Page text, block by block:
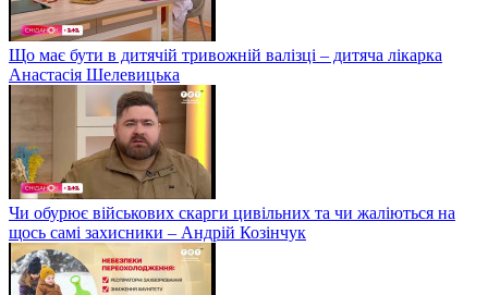
Що має бути в дитячій тривожній валізці – дитяча лікарка
Анастасія Шелевицька
Чи обурює військових скарги цивільних та чи жаліються на
щось самі захисники – Андрій Козінчук